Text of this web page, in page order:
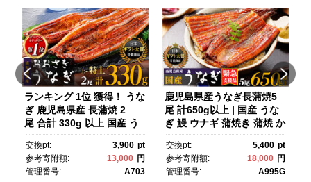
ランキング 1位 獲得！ うな
ぎ 鹿児島県産 長蒲焼 2
尾 合計 330g 以上 国産 う
なぎ 鰻 ウナギ 蒲焼き 蒲
焼 かばやき 魚 魚介 魚貝 海
鮮 うな重 ひつまぶし 蒲
焼 訳あり ギフト 人気 おす
交換pt: 3,900 pt
参考寄附額:
13,000 円
管理番号:
A703
鹿児島県産うなぎ長蒲焼5
尾 計650g以上 | 国産 うな
ぎ 鰻 ウナギ 蒲焼き 蒲焼 か
ばやき unagi うなぎ蒲
焼 土用丑の日 土用の丑の
日 丑の日 魚 魚介 魚貝 海
鮮 うな重 蒲焼 訳あり ギフ
交換pt: 5,400 pt
参考寄附額:
18,000 円
管理番号:
A995G